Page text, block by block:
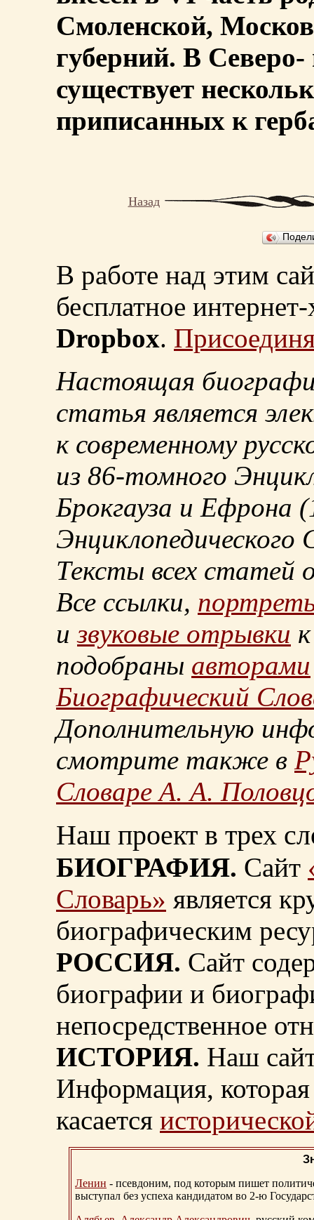
Смоленской,
губерний. В
существует
приписанных к
Назад
В работе над этим
бесплатное
Dropbox.
Настоящая
статья является
к современному
из 86-томного
Брокгауза и Ефрона
Энциклопедического
Тексты всех статей
Все ссылки,
извуковые отрывки
подобраны авторами
Биографический
Дополнительную
смотрите также в
Словаре А. А.
Наш проект в трех
БИОГРАФИЯ. Сайт
Словарь» является
биографическим
РОССИЯ. Сайт
биографии и
непосредственное
ИСТОРИЯ. Наш
Информация, которая
касается
Ленин - псевдоним, под которым пишет
выступал без успеха кандидатом во 2-ю